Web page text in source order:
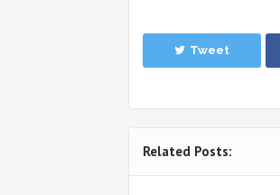
Tweet
Related Posts: